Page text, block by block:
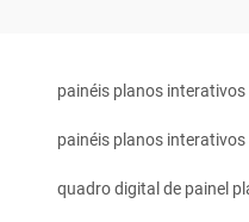
painéis planos
painéis planos
quadro digital de painel